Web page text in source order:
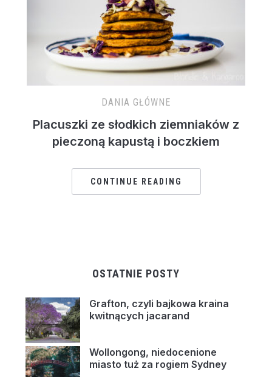
DANIA GŁÓWNE
Placuszki ze słodkich ziemniaków z
pieczoną kapustą i boczkiem
CONTINUE READING
OSTATNIE POSTY
Grafton, czyli bajkowa kraina
kwitnących jacarand
Wollongong, niedocenione
miasto tuż za rogiem Sydney